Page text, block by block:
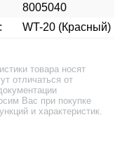
8005040
WT-20 (Красный)
товара носят
отличаться от
Вас при покупке
и характеристик.